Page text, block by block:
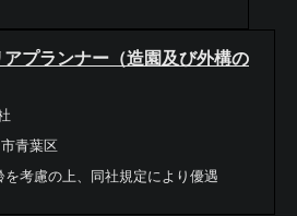
アプランナー（造園及び外構の
青葉区
考慮の上、同社規定により優遇